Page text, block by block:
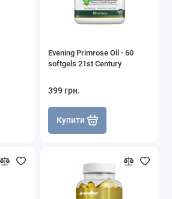
Evening Primrose Oil - 60
softgels 21st Century
399 грн.
Купити